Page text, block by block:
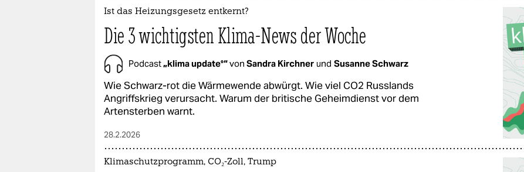
Ist das Heizungsgesetz entkernt?
Die 3 wichtigsten Klima-News der Woche
Podcast„klima update°“von Sandra Kirchner und Susanne Schwarz
Wie Schwarz-rot die Wärmewende abwürgt. Wie viel CO2 Russlands
Angriffskrieg verursacht. Warum der britische Geheimdienst vor dem
Artensterben warnt.
28.2.2026
Klimaschutzprogramm, CO₂-Zoll, Trump